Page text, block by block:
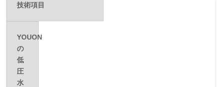
技術項目
YOUON
の
低
圧
水